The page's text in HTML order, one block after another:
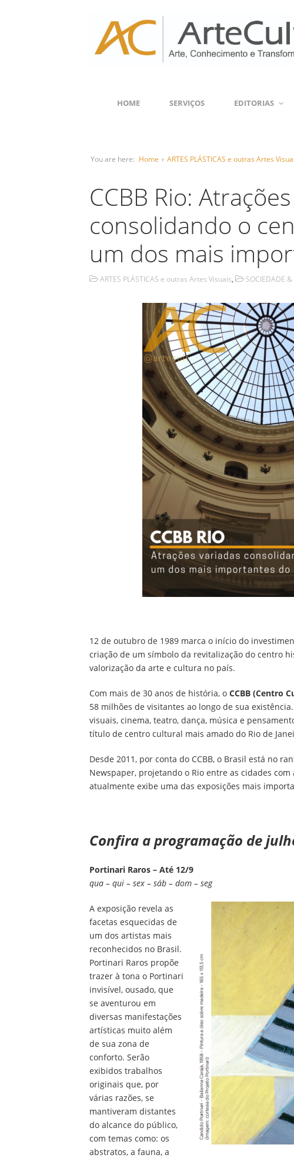
HOME SERVIÇOS EDITORIAS
You are here: Home › ARTES PLÁSTICAS e outras Artes
CCBB Rio:
consolidando o
um dos mais
ARTES PLÁSTICAS e outras Artes Visuais, SOCIEDADE
12 de outubro de 1989 marca o início do
criação de um símbolo da revitalização do centro
valorização da arte e cultura no país.
Com mais de 30 anos de história, o CCBB (Centro
58 milhões de visitantes ao longo de sua
visuais, cinema, teatro, dança, música e
título de centro cultural mais amado do Rio de
Desde 2011, por conta do CCBB, o Brasil está no
Newspaper, projetando o Rio entre as cidades
atualmente exibe uma das exposições mais
Confira a programação de
Portinari Raros – Até 12/9
qua – qui – sex – sáb – dom – seg
A exposição revela as
facetas esquecidas de
um dos artistas mais
reconhecidos no Brasil.
Portinari Raros propõe
trazer à tona o Portinari
invisível, ousado, que
se aventurou em
diversas manifestações
artísticas muito além
de sua zona de
conforto. Serão
exibidos trabalhos
originais que, por
várias razões, se
mantiveram distantes
do alcance do público,
com temas como: os
abstratos, a fauna, a